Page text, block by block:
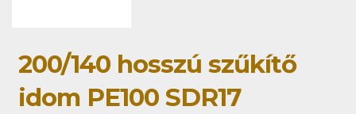
200/140 hosszú szűkítő
idom PE100 SDR17